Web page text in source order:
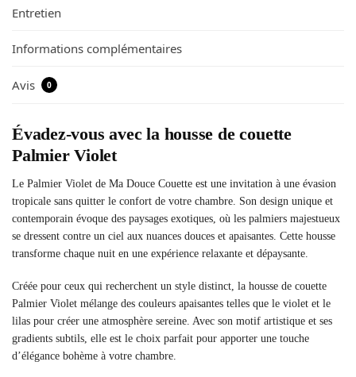
Entretien
Informations complémentaires
Avis 0
Évadez-vous avec la housse de couette
Palmier Violet
Le Palmier Violet de Ma Douce Couette est une invitation à une évasion
tropicale sans quitter le confort de votre chambre. Son design unique et
contemporain évoque des paysages exotiques, où les palmiers majestueux
se dressent contre un ciel aux nuances douces et apaisantes. Cette housse
transforme chaque nuit en une expérience relaxante et dépaysante.
Créée pour ceux qui recherchent un style distinct, la housse de couette
Palmier Violet mélange des couleurs apaisantes telles que le violet et le
lilas pour créer une atmosphère sereine. Avec son motif artistique et ses
gradients subtils, elle est le choix parfait pour apporter une touche
d’élégance bohème à votre chambre.